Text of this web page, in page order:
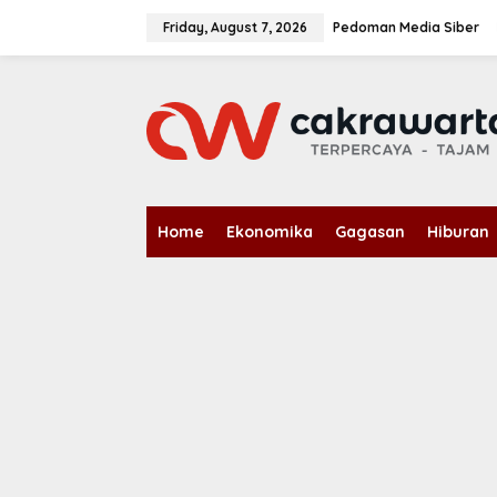
Friday, August 7, 2026 Pedoman Media Siber
Home Ekonomika Gagasan Hiburan